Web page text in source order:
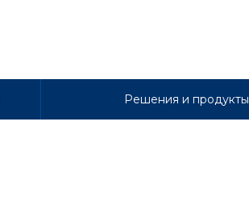
Решения и продукты